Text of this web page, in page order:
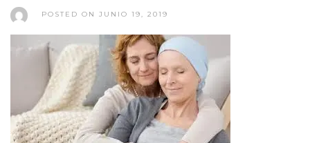
POSTED ON JUNIO 19, 2019